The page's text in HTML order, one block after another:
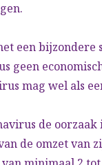
een bijzondere
geen
mag wel als
de oorzaak
de omzet van